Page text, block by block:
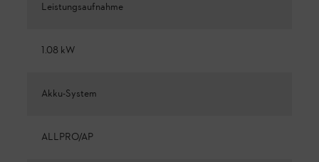
Leistungsaufnahme
1.08 kW
Akku-System
ALLPRO/AP